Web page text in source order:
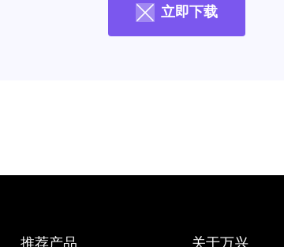
立即下载
推荐产品 关于万兴